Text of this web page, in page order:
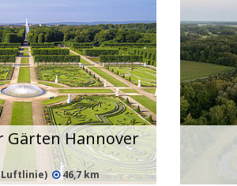
Gärten Hannover
46,7 km